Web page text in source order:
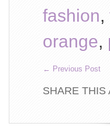
fashion,
orange,
← Previous Post
SHARE THIS